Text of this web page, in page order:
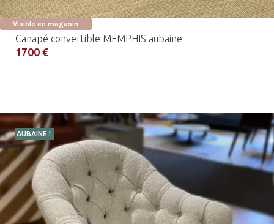
Visible en magasin
Canapé convertible MEMPHIS aubaine
1700 €
AUBAINE !